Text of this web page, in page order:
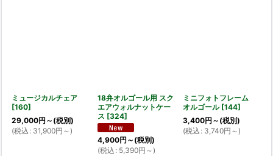
ミュージカルチェア
[160]
29,000円 ～ (税別)
(税込 : 31,900円 ～)
18弁オルゴール用 スク
エアウォルナットケー
ス [324]
4,900円 ～ (税別)
(税込 : 5,390円 ～)
ミニフォトフレーム
オルゴール [144]
3,400円 ～ (税別)
(税込 : 3,740円 ～)